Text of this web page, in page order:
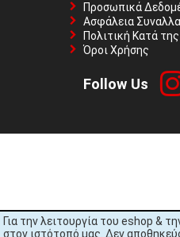
Για την λειτουργία του eshop &
στον ιστότοπό μας. Δεν
Προσωπικά
Ασφάλεια
Πολιτική Κατά
Όροι Χρήσης
Follow Us